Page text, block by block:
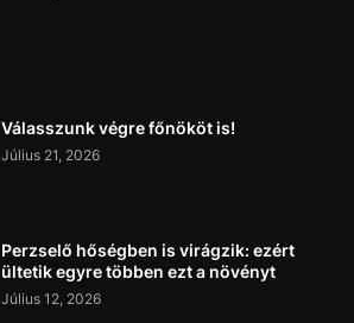
Válasszunk végre főnököt is!
Július 21, 2026
Perzselő hőségben is virágzik: ezért
ültetik egyre többen ezt a növényt
Július 12, 2026